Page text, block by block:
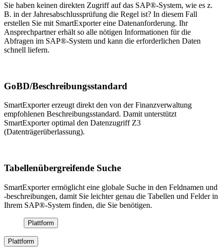
Sie haben keinen direkten Zugriff auf das SAP®-System, wie es z.
B. in der Jahresabschlussprüfung die Regel ist? In diesem Fall
erstellen Sie mit SmartExporter eine Datenanforderung. Ihr
Ansprechpartner erhält so alle nötigen Informationen für die
Abfragen im SAP®-System und kann die erforderlichen Daten
schnell liefern.
GoBD/Beschreibungsstandard
SmartExporter erzeugt direkt den von der Finanzverwaltung
empfohlenen Beschreibungsstandard. Damit unterstützt
SmartExporter optimal den Datenzugriff Z3
(Datenträgerüberlassung).
Tabellenübergreifende Suche
SmartExporter ermöglicht eine globale Suche in den Feldnamen und
-beschreibungen, damit Sie leichter genau die Tabellen und Felder in
Ihrem SAP®-System finden, die Sie benötigen.
Plattform
Plattform